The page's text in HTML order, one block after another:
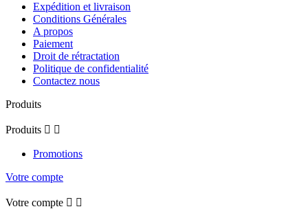
Expédition et livraison
Conditions Générales
A propos
Paiement
Droit de rétractation
Politique de confidentialité
Contactez nous
Produits
Produits  
Promotions
Votre compte
Votre compte  